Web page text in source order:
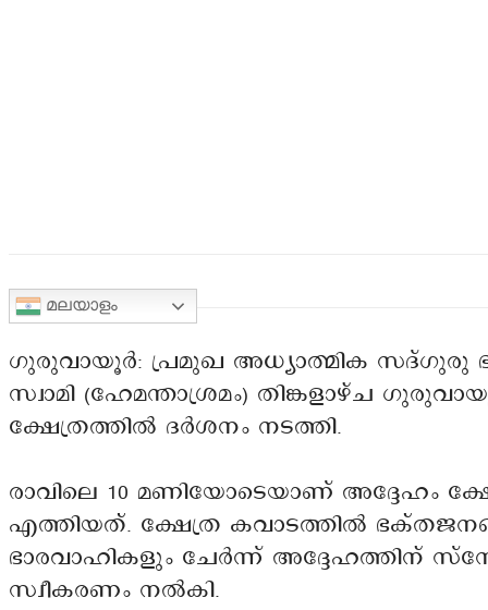
മലയാളം
ഗുരുവായൂർ: പ്രമുഖ അധ്യാത്മിക സദ്ഗുരു
സ്വാമി (ഹേമന്താശ്രമം) തിങ്കളാഴ്ച
ക്ഷേത്രത്തിൽ ദർശനം നടത്തി.
രാവിലെ 10 മണിയോടെയാണ് അദ്ദേഹം
എത്തിയത്. ക്ഷേത്ര കവാടത്തിൽ
ഭാരവാഹികളും ചേർന്ന് അദ്ദേഹത്തിന്
സ്വീകരണം നൽകി.